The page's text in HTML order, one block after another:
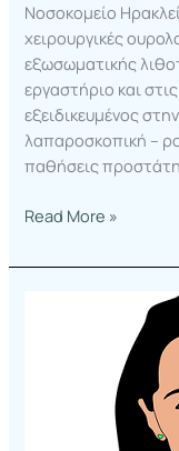
Νοσοκομείο
χειρουργικές
εξωσωματικής
εργαστήριο και
εξειδικευμένος
λαπαροσκοπική –
παθήσεις
Read More »